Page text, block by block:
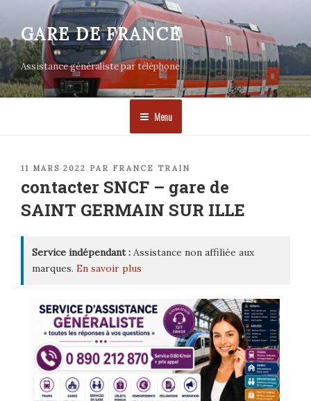
contenu
principal
GARE DE FRANCE
Assistance généraliste par téléphone
Menu
PUBLIÉ
11 MARS 2022 PAR FRANCE TRAIN
contacter SNCF – gare de
SAINT GERMAIN SUR ILLE
Service indépendant : Assistance non affiliée aux
marques. En savoir plus